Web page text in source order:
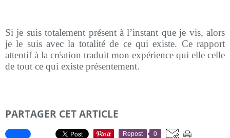
Si je suis totalement présent à l’instant que je vis, alors
je le suis avec la totalité de ce qui existe. Ce rapport
attentif à la création traduit mon expérience qui elle celle
de tout ce qui existe présentement.
PARTAGER CET ARTICLE
Repost 0